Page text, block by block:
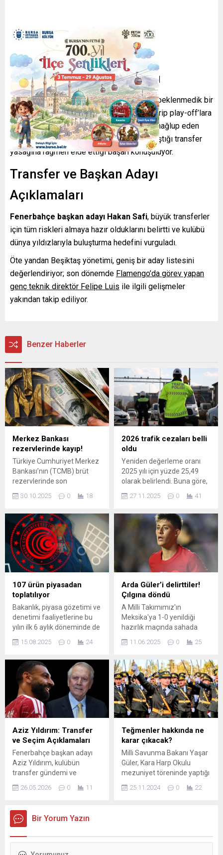
İngiltere’de Sürpriz Başarı
Geçen sezon averajla ligde kalan Hull City, beklenmedik bir
yükselişle Championship’i altıncı sırada bitirip play-off’lara
kalmayı başardı. Finalde Middlesbrough’u mağlup eden
takım, tarih yazarken sezon başında karşılaştığı transfer
yasağına rağmen elde ettiği başarı konuşuluyor.
Transfer ve Başkan Adayı
Açıklamaları
Fenerbahçe başkan adayı Hakan Safi, büyük transferler
için tüm riskleri almaya hazır olduklarını belirtti ve kulübü
dünya yıldızlarıyla buluşturma hedefini vurguladı.
Öte yandan Beşiktaş yönetimi, geniş bir aday listesini
değerlendiriyor; son dönemde Flamengo’da görev yapan
genç teknik direktör Felipe Luis ile ilgili gelişmeler
yakından takip ediliyor.
Benzer Haberler
Merkez Bankası
rezervlerinde kayıp!
Türkiye Cumhuriyet Merkez
Bankası’nın (TCMB) brüt
rezervlerinde son
haftalarda devam eden
artış trendi sona erdi. Banka
varlıkları bir haftada yüzde
6,5 azalarak 198,4 milyar
dolardan 185,5 milyar dolara
geriledi ...
30.10.2025 0 18
2026 trafik cezaları belli
oldu
Yeniden değerleme oranı
2025 yılı için yüzde 25,49
olarak belirlendi. Buna göre,
2026 yılında trafik cezaları
da netleşmiş oldu.
27.11.2025 0 41
107 ürün piyasadan
toplatılıyor
Bakanlık, piyasa gözetimi ve
denetimi faaliyetlerine bu
yılın ilk 6 aylık döneminde de
metroloji ve sanayi ürünleri
gerçekleştirildi. Bakanlık
ekiplerince, bu dönemde 20
bin 179 sanayi ürününe
yönelik ...
15.08.2025 0 24
Arda Güler’i delirttiler!
Çılgına döndü
A Milli Takımımız'ın
Meksika'ya 1-0 yenildiği
hazırlık maçında sahada
Karşılaşmanın ilk yarısının
rakibine faul yapınca sarı
kart gördü. Meksikalı
oyuncular Merih'in üzerine
yürüyünce Arda Güler'in ...
11.06.2025 0 25
Aziz Yıldırım: Transfer
ve Seçim Açıklamaları
Fenerbahçe başkan adayı
Aziz Yıldırım, kulübün
transfer gündemi ve
başkanlık vizyonuna dair
açıklamalarda bulundu.
devam ederken Yıldırım,
maliyet ve strateji vurgusu
ifadeler kullandı. Yıldırım,
26.05.2026 0 11
Teğmenler hakkında ne
karar çıkacak?
Milli Savunma Bakanı Yaşar
Güler, Kara Harp Okulu
mezuniyet töreninde yaptığı
konuşmada, askeri eğitimin
önemine ve Türk Silahlı
25.11.2024 0 22
Bir Yorum Yazın